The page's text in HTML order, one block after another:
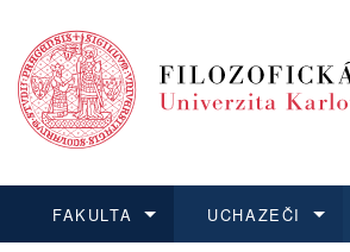
FAKULTA UCHAZEČI